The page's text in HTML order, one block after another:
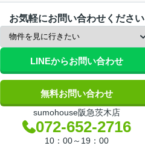
お気軽にお問い合わせください
LINEからお問い合わせ
無料お問い合わせ
sumohouse阪急茨木店
072-652-2716
10：00～19：00